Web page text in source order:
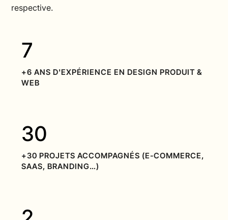
respective.
7
+6 ANS D'EXPÉRIENCE EN DESIGN PRODUIT &
WEB
30
+30 PROJETS ACCOMPAGNÉS (E-COMMERCE,
SAAS, BRANDING…)